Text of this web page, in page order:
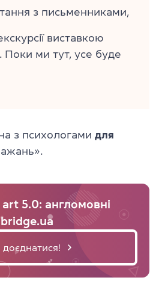
з письменниками,
виставкою
Поки ми тут, усе буде
з психологами для
5.0: англомовні
доєднатися!